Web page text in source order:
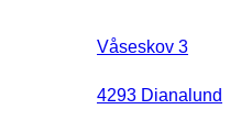
Våseskov 3
4293 Dianalund